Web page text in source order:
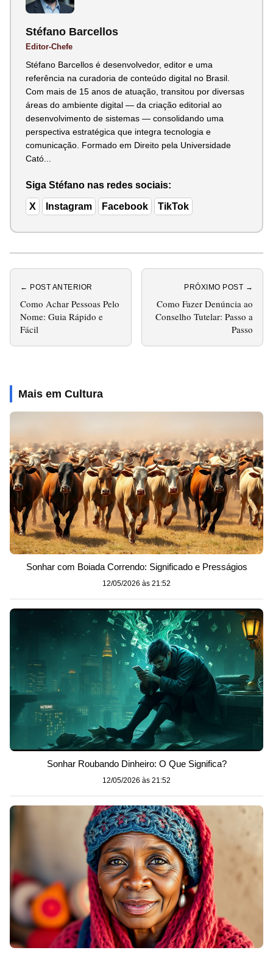
Stéfano Barcellos
Editor-Chefe
Stéfano Barcellos é desenvolvedor, editor e uma
referência na curadoria de conteúdo digital no Brasil.
Com mais de 15 anos de atuação, transitou por diversas
áreas do ambiente digital — da criação editorial ao
desenvolvimento de sistemas — consolidando uma
perspectiva estratégica que integra tecnologia e
comunicação. Formado em Direito pela Universidade
Cató...
Siga Stéfano nas redes sociais:
X Instagram Facebook TikTok
← POST ANTERIOR
Como Achar Pessoas Pelo
Nome: Guia Rápido e
Fácil
PRÓXIMO POST →
Como Fazer Denúncia ao
Conselho Tutelar: Passo a
Passo
Mais em Cultura
Sonhar com Boiada Correndo: Significado e Presságios
12/05/2026 às 21:52
Sonhar Roubando Dinheiro: O Que Significa?
12/05/2026 às 21:52